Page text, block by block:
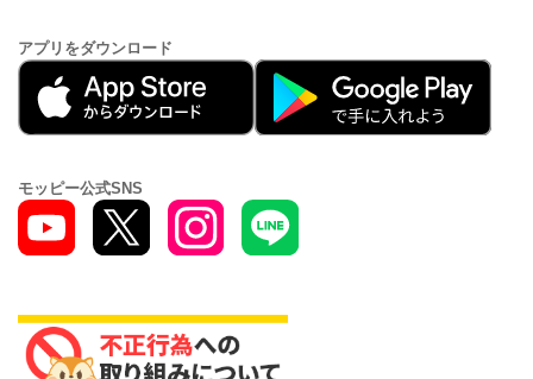
アプリをダウンロード
モッピー公式SNS